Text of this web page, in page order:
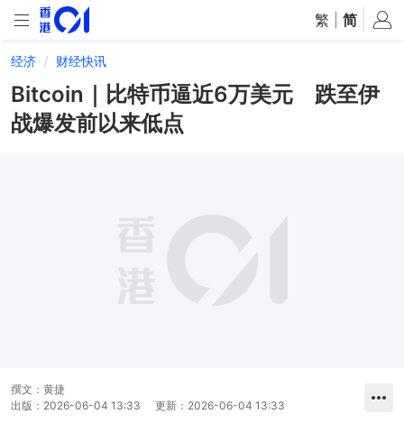
繁 简
经济 财经快讯
Bitcoin｜比特币逼近6万美元 跌至伊
战爆发前以来低点
撰文： 黄捷
出版： 2026-06-04 13:33 更新： 2026-06-04 13:33